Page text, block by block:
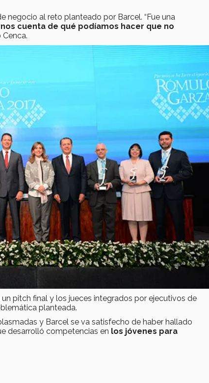
negocio al reto planteado por Barcel. “Fue una
cuenta de qué podíamos hacer que no
pitch final y los jueces integrados por ejecutivos de
planteada.
y Barcel se va satisfecho de haber hallado
desarrolló competencias en los jóvenes para